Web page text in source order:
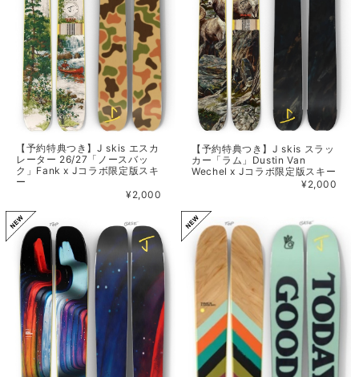
【予約特典つき】J skis エスカ
レーター 26/27「ノースバッ
ク」Fank x Jコラボ限定版スキ
ー
¥2,000
【予約特典つき】J skis スラッ
カー「ラム」Dustin Van
Wechel x Jコラボ限定版スキー
¥2,000